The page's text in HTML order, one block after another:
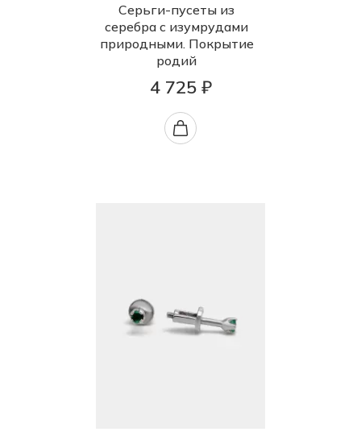
Серьги-пусеты из
серебра с изумрудами
природными. Покрытие
родий
4 725 ₽